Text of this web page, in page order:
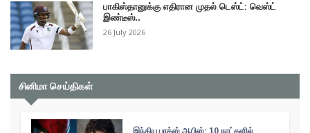
பாகிஸ்தானுக்கு எதிரான முதல் டெஸ்ட்: வெஸ்ட்
இண்டீஸ்..
26 July 2026
சினிமா செய்திகள்
இந்திய பாக்ஸ் ஆபிஸ்: 10 நாட்களில்